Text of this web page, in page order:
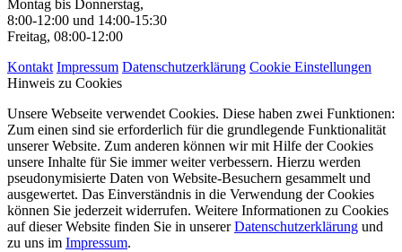
Montag bis Donnerstag,
8:00-12:00 und 14:00-15:30
Freitag, 08:00-12:00
Kontakt Impressum Datenschutzerklärung Cookie Einstellungen
Hinweis zu Cookies
Unsere Webseite verwendet Cookies. Diese haben zwei Funktionen:
Zum einen sind sie erforderlich für die grundlegende Funktionalität
unserer Website. Zum anderen können wir mit Hilfe der Cookies
unsere Inhalte für Sie immer weiter verbessern. Hierzu werden
pseudonymisierte Daten von Website-Besuchern gesammelt und
ausgewertet. Das Einverständnis in die Verwendung der Cookies
können Sie jederzeit widerrufen. Weitere Informationen zu Cookies
auf dieser Website finden Sie in unsererDatenschutzerklärung und
zu uns im Impressum.